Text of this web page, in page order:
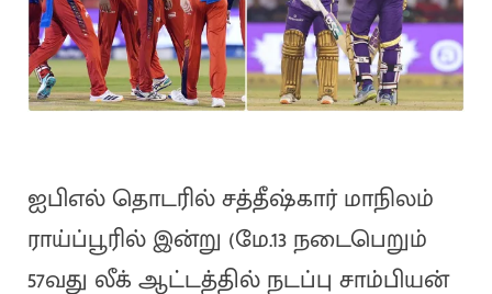
ஐபிஎல் தொடரில் சத்தீஷ்கார் மாநிலம்
ராய்ப்பூரில் இன்று (மே.13 நடைபெறும்
57வது லீக் ஆட்டத்தில் நடப்பு சாம்பியன்